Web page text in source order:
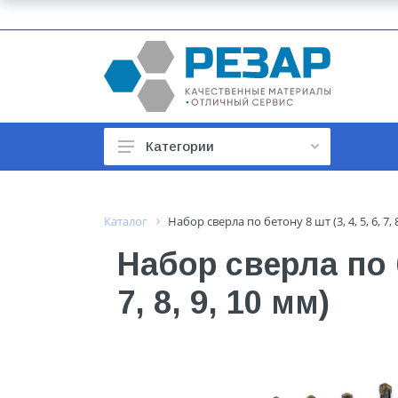
Автотовары
Арматура строительная
Баки, гидроаккумуляторы
Бойлеры и водонагреватели
Категории
Каталог Набор сверла по бетону 8 шт (3, 4, 5, 6, 7,
Набор сверла по
7, 8, 9, 10 мм)